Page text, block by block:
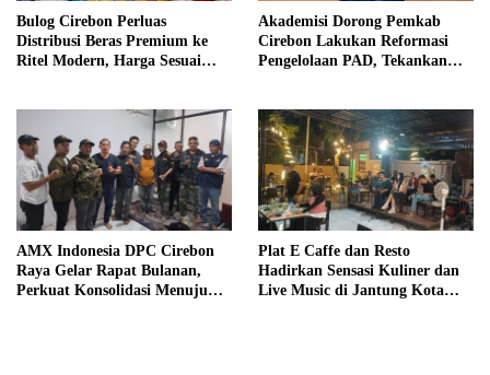
Bulog Cirebon Perluas
Distribusi Beras Premium ke
Ritel Modern, Harga Sesuai
Akademisi Dorong Pemkab
Cirebon Lakukan Reformasi
Pengelolaan PAD, Tekankan
AMX Indonesia DPC Cirebon
Raya Gelar Rapat Bulanan,
Perkuat Konsolidasi Menuju
Plat E Caffe dan Resto
Hadirkan Sensasi Kuliner dan
Live Music di Jantung Kota